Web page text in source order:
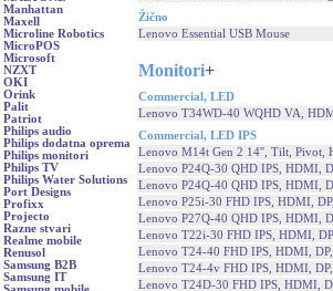
Manhattan
Maxell
Microline Robotics
MicroPOS
Microsoft
NZXT
OKI
Orink
Palit
Patriot
Philips audio
Philips dodatna oprema
Philips monitori
Philips TV
Philips Water Solutions
Port Designs
Profixx
Projecto
Razne stvari
Realme mobile
Renusol
Samsung B2B
Samsung IT
Žično
Lenovo Essential USB Mouse
Monitori+
Commercial, LED
Lenovo T34WD-40 WQHD VA,
Commercial, LED IPS
Lenovo M14t Gen 2 14'', Tilt, Pivot,
Lenovo P24Q-30 QHD IPS, HDMI,
Lenovo P24Q-40 QHD IPS, HDMI,
Lenovo P25i-30 FHD IPS, HDMI,
Lenovo P27Q-40 QHD IPS, HDMI,
Lenovo T22i-30 FHD IPS, HDMI,
Lenovo T24-40 FHD IPS, HDMI,
Lenovo T24-4v FHD IPS, HDMI,
Lenovo T24D-30 FHD IPS, HDMI,